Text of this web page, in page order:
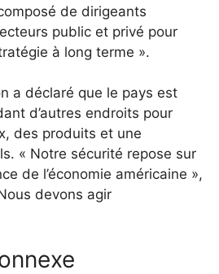
de dirigeants
public et privé pour
à long terme ».
a déclaré que le pays est
d’autres endroits pour
des produits et une
« Notre sécurité repose sur
de l’économie américaine »,
devons agir